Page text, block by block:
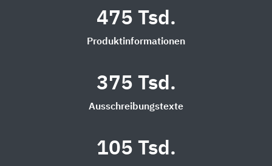
475 Tsd.
Produktinformationen
375 Tsd.
Ausschreibungstexte
105 Tsd.